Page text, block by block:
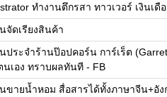
ทำงานตึกรสา ทาวเวอร์ เงินเ
จัดเรียงสินค้า
ประจำร้านป๊อปคอร์น การ์เร็ต
เอง ทราบผลทันที - FB
ขายน้ำหอม สื่อสารได้ทั้งภาษาจีน+อั